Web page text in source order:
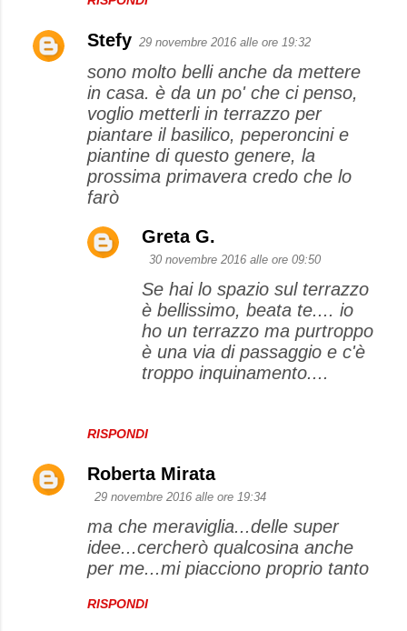
Stefy 29 novembre 2016 alle ore 19:32
sono molto belli anche da mettere
in casa. è da un po' che ci penso,
voglio metterli in terrazzo per
piantare il basilico, peperoncini e
piantine di questo genere, la
prossima primavera credo che lo
farò
RISPONDI
Greta G.
30 novembre 2016 alle ore 09:50
Se hai lo spazio sul terrazzo
è bellissimo, beata te.... io
ho un terrazzo ma purtroppo
è una via di passaggio e c'è
troppo inquinamento....
Roberta Mirata
29 novembre 2016 alle ore 19:34
ma che meraviglia...delle super
idee...cercherò qualcosina anche
per me...mi piacciono proprio tanto
RISPONDI